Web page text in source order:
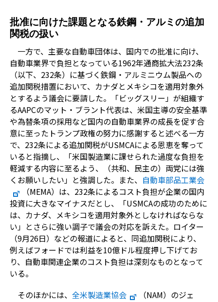
批准に向けた課題となる鉄鋼・アルミの追加
関税の扱い
一方で、主要な自動車団体は、国内での批准に向け、
自動車業界で負担となっている1962年通商拡大法232条
（以下、232条）に基づく鉄鋼・アルミニウム製品への
追加関税措置において、カナダとメキシコを適用対象外
とするよう議会に要請した。「ビッグスリー」が組織す
るAAPCのマット・ブラント代表は、米国主導の安全基準
や為替条項の採用など国内の自動車業界の成長を促す合
意に至ったトランプ政権の努力に感謝すると述べる一方
で、232条による追加関税がUSMCAによる恩恵を奪って
いると指摘し、「米国製造業に課せられた過度な負担を
軽減する内容に至るよう、（共和、民主の）両党には強
くお願いしたい」と強調した。また、 自動車部品工業会
（MEMA）は、232条によるコスト負担が企業の国内
投資に大きなマイナスだとし、「USMCAの成功のために
は、カナダ、メキシコを適用対象外としなければならな
い」とさらに強い調子で議会の対応を訴えた。ロイター
（9月26日）などの報道によると、同追加関税により、
例えばフォードでは利益を10億ドル程度押し下げてお
り、自動車関連企業のコスト負担は深刻なものとなって
いる。
そのほかには、 全米製造業協会
（NAM）のジェ